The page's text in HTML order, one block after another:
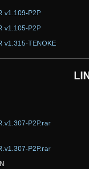
v1.109-P2P
v1.105-P2P
v1.315-TENOKE
P2P.rar
P2P.rar